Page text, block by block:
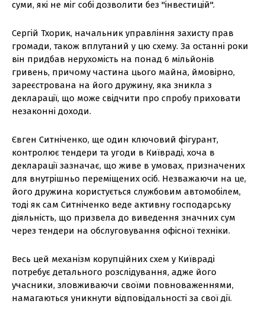
суми, які не міг собі дозволити без "інвестицій".
Сергій Тхорик, начальник управління захисту прав
громади, також вплутаний у цю схему. За останні роки
він придбав нерухомість на понад 6 мільйонів
гривень, причому частина цього майна, ймовірно,
зареєстрована на його дружину, яка зникла з
декларації, що може свідчити про спробу приховати
незаконні доходи.
Євген Ситніченко, ще один ключовий фігурант,
контролює тендери та угоди в Київраді, хоча в
декларації зазначає, що живе в умовах, призначених
для внутрішньо переміщених осіб. Незважаючи на це,
його дружина користується службовим автомобілем,
тоді як сам Ситніченко веде активну господарську
діяльність, що призвела до виведення значних сум
через тендери на обслуговування офісної техніки.
Весь цей механізм корупційних схем у Київраді
потребує детального розслідування, адже його
учасники, зловживаючи своїми повноваженнями,
намагаються уникнути відповідальності за свої дії.